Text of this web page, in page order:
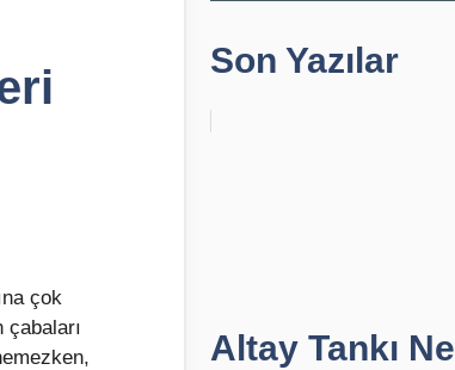
çok
Son Yazılar
Altay Tankı Ne